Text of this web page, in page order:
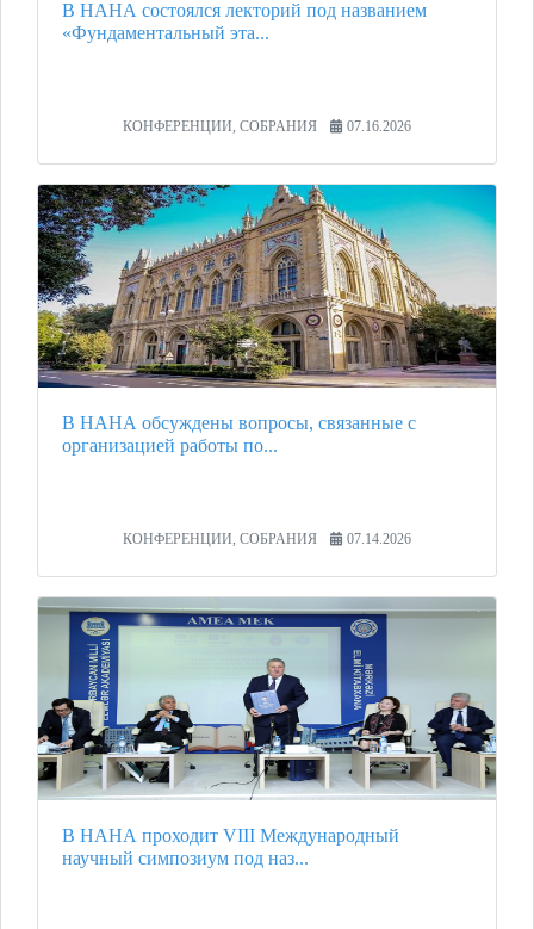
В НАНА состоялся лекторий под названием
«Фундаментальный эта...
КОНФЕРЕНЦИИ, СОБРАНИЯ 07.16.2026
В НАНА обсуждены вопросы, связанные с
организацией работы по...
КОНФЕРЕНЦИИ, СОБРАНИЯ 07.14.2026
В НАНА проходит VIII Международный
научный симпозиум под наз...